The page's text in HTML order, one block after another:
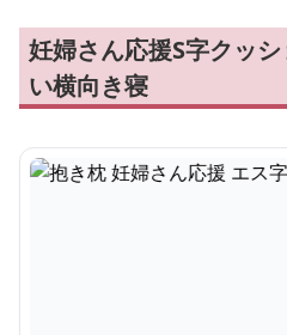
妊婦さん応援S字クッ
い横向き寝